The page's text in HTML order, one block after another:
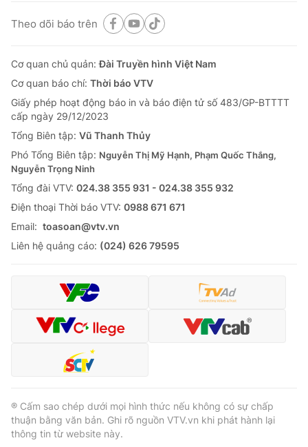
Video Shorts video
VTV Money VTV Thể thao
VTV Sức khoẻ Bất động sản
Thị trường 24h
VTV4 Vươn mình bằng AI
VTV9
Theo dõi báo trên
Theo dõi báo trên
Cơ quan chủ quản:Đài Truyền hình Việt Nam
Cơ quan báo chí: Thời báo VTV
Giấy phép hoạt động báo in và báo điện tử số 483/GP-BTTTT
cấp ngày 29/12/2023
Tổng Biên tập: Vũ Thanh Thủy
Phó Tổng Biên tập: Nguyễn Thị Mỹ Hạnh, Phạm Quốc Thắng,
Nguyễn Trọng Ninh
Tổng đài VTV: 024.38 355 931 - 024.38 355 932
Ðiện thoại Thời báo VTV: 0988 671 671
Email: toasoan@vtv.vn
Liên hệ quảng cáo: (024) 626 79595
® Cấm sao chép dưới mọi hình thức nếu không có sự chấp
thuận bằng văn bản. Ghi rõ nguồn VTV.vn khi phát hành lại
thông tin từ website này.